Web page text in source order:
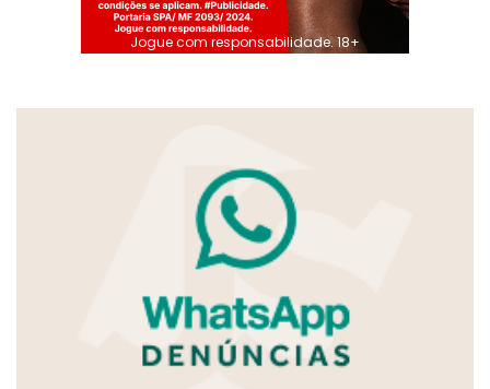
Jogue com responsabilidade. 18+